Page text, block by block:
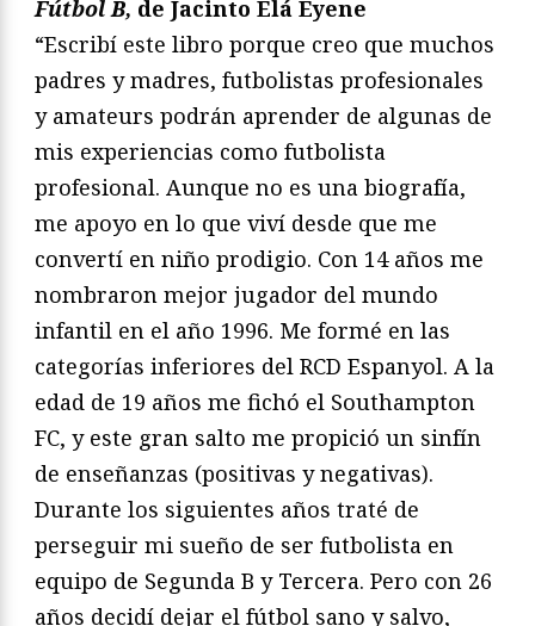
Fútbol B, de Jacinto Elá Eyene
“Escribí este libro porque creo que muchos
padres y madres, futbolistas profesionales
y amateurs podrán aprender de algunas de
mis experiencias como futbolista
profesional. Aunque no es una biografía,
me apoyo en lo que viví desde que me
convertí en niño prodigio. Con 14 años me
nombraron mejor jugador del mundo
infantil en el año 1996. Me formé en las
categorías inferiores del RCD Espanyol. A la
edad de 19 años me fichó el Southampton
FC, y este gran salto me propició un sinfín
de enseñanzas (positivas y negativas).
Durante los siguientes años traté de
perseguir mi sueño de ser futbolista en
equipo de Segunda B y Tercera. Pero con 26
años decidí dejar el fútbol sano y salvo,